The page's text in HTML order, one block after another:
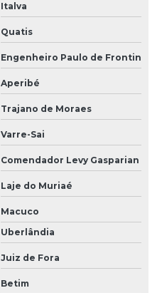
Italva
Quatis
Engenheiro Paulo de Frontin
Aperibé
Trajano de Moraes
Varre-Sai
Comendador Levy Gasparian
Laje do Muriaé
Macuco
Uberlândia
Juiz de Fora
Betim